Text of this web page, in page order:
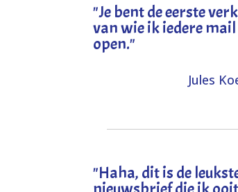
"Je bent de eerste
van wie ik iedere mail
open."
Jules
"Haha, dit is de